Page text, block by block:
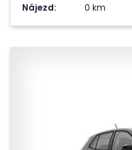
Nájezd:
0 km